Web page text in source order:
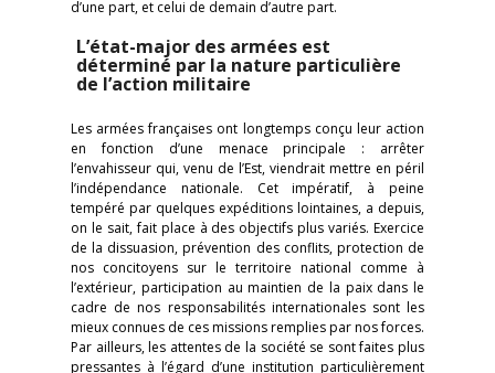
d’une part, et celui de demain d’autre part.
L’état-major des armées est
déterminé par la nature particulière
de l’action militaire
Les armées françaises ont longtemps conçu leur action
en fonction d’une menace principale : arrêter
l’envahisseur qui, venu de l’Est, viendrait mettre en péril
l’indépendance nationale. Cet impératif, à peine
tempéré par quelques expéditions lointaines, a depuis,
on le sait, fait place à des objectifs plus variés. Exercice
de la dissuasion, prévention des conflits, protection de
nos concitoyens sur le territoire national comme à
l’extérieur, participation au maintien de la paix dans le
cadre de nos responsabilités internationales sont les
mieux connues de ces missions remplies par nos forces.
Par ailleurs, les attentes de la société se sont faites plus
pressantes à l’égard d’une institution particulièrement